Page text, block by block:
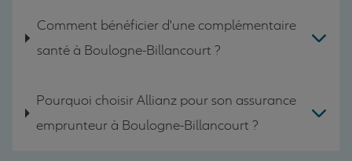
Comment bénéficier d'une complémentaire
santé à Boulogne-Billancourt ?
Pourquoi choisir Allianz pour son assurance
emprunteur à Boulogne-Billancourt ?